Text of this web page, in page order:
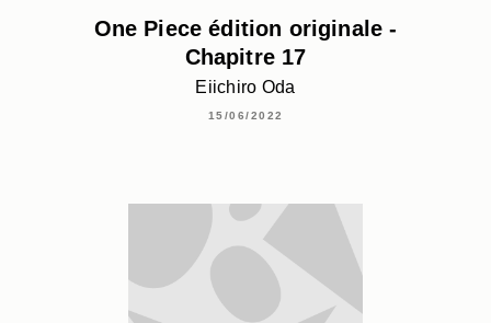
One Piece édition originale -
Chapitre 17
Eiichiro Oda
15/06/2022